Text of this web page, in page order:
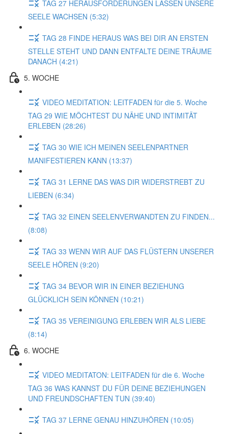
TAG 27 HERAUSFORDERUNGEN LASSEN UNSERE
SEELE WACHSEN (5:32)
TAG 28 FINDE HERAUS WAS BEI DIR AN ERSTEN
STELLE STEHT UND DANN ENTFALTE DEINE TRÄUME
DANACH (4:21)
5. WOCHE
VIDEO MEDITATION: LEITFADEN für die 5. Woche
TAG 29 WIE MÖCHTEST DU NÄHE UND INTIMITÄT
ERLEBEN (28:26)
TAG 30 WIE ICH MEINEN SEELENPARTNER
MANIFESTIEREN KANN (13:37)
TAG 31 LERNE DAS WAS DIR WIDERSTREBT ZU
LIEBEN (6:34)
TAG 32 EINEN SEELENVERWANDTEN ZU FINDEN...
(8:08)
TAG 33 WENN WIR AUF DAS FLÜSTERN UNSERER
SEELE HÖREN (9:20)
TAG 34 BEVOR WIR IN EINER BEZIEHUNG
GLÜCKLICH SEIN KÖNNEN (10:21)
TAG 35 VEREINIGUNG ERLEBEN WIR ALS LIEBE
(8:14)
6. WOCHE
VIDEO MEDITATON: LEITFADEN für die 6. Woche
TAG 36 WAS KANNST DU FÜR DEINE BEZIEHUNGEN
UND FREUNDSCHAFTEN TUN (39:40)
TAG 37 LERNE GENAU HINZUHÖREN (10:05)